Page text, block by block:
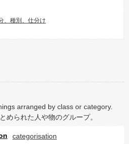
、種別、仕分け
arranged by class or category.
められた人や物のグループ。
categorisation